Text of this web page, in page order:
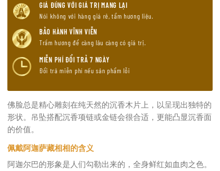
GIÁ ĐÚNG VỚI GIÁ TRỊ MANG LẠI
Nói không với hàng giá rẻ, tẩm hương liệu.
BẢO HÀNH VĨNH VIỄN
Trầm hương để càng lâu càng có giá trị.
MIỄN PHÍ ĐỔI TRẢ 7 NGÀY
Đổi trả miễn phí nếu sản phẩm lỗi
佛脸总是精心雕刻在纯天然的沉香木片上，以呈现出独特的
形状。吊坠搭配沉香项链或金链会很合适，更能凸显沉香面
的价值。
佩戴阿迦萨藏相相的含义
阿迦尔巴的形象是人们勾勒出来的，全身鲜红如血肉之色。